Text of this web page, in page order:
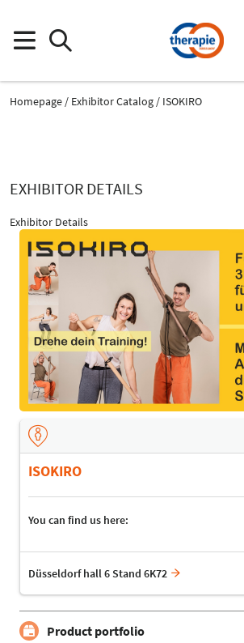
Homepage Exhibitor Catalog ISOKIRO
EXHIBITOR DETAILS
Exhibitor Details
ISOKIRO
You can find us here:
Düsseldorf hall 6 Stand 6K72
Product portfolio